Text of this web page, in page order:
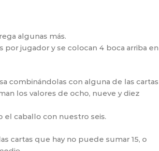
algunas más.
por jugador y se colocan 4 boca arriba en
combinándolas con alguna de las cartas
los valores de ocho, nueve y diez
el caballo con nuestro seis.
cartas que hay no puede sumar 15, o